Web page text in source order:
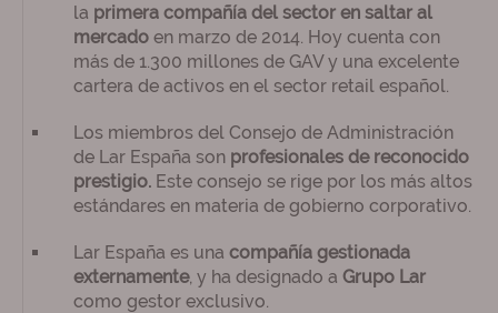
la primera compañía del sector en saltar al
mercado en marzo de 2014. Hoy cuenta con
más de 1.300 millones de GAV y una excelente
cartera de activos en el sector retail español.
Los miembros del Consejo de Administración
de Lar España son profesionales de reconocido
prestigio. Este consejo se rige por los más altos
estándares en materia de gobierno corporativo.
Lar España es una compañía gestionada
externamente, y ha designado a Grupo Lar
como gestor exclusivo.